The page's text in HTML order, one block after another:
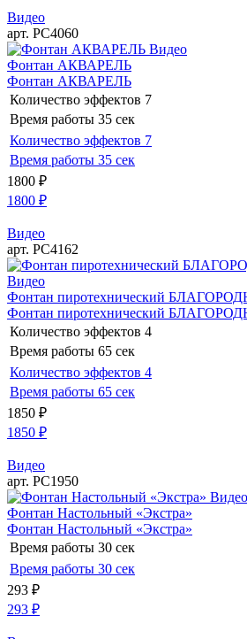
Видео
арт. РС4060
Видео
Фонтан АКВАРЕЛЬ
Фонтан АКВАРЕЛЬ
Количество эффектов 7
Время работы 35 сек
Количество эффектов 7
Время работы 35 сек
1800 ₽
1800 ₽
Видео
арт. РС4162
Видео
Фонтан пиротехнический
Фонтан пиротехнический
Количество эффектов 4
Время работы 65 сек
Количество эффектов 4
Время работы 65 сек
1850 ₽
1850 ₽
Видео
арт. РС1950
Видео
Фонтан Настольный «Экстра»
Фонтан Настольный «Экстра»
Время работы 30 сек
Время работы 30 сек
293 ₽
293 ₽